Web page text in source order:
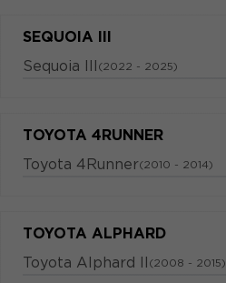
SEQUOIA III
Sequoia III (2022 - 2025)
TOYOTA 4RUNNER
Toyota 4Runner(2010 - 2014)
TOYOTA ALPHARD
Toyota Alphard II (2008 - 2015)